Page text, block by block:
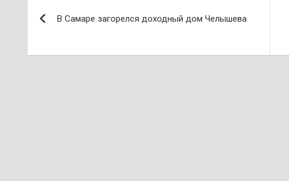
по
записям
В Самаре загорелся доходный дом Челышева